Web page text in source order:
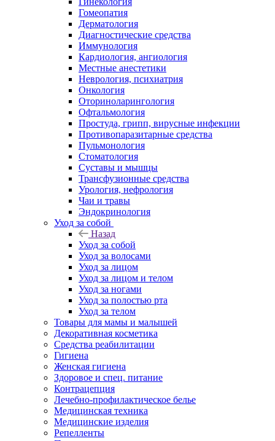
Гомеопатия
Дерматология
Диагностические средства
Иммунология
Кардиология, ангиология
Местные анестетики
Неврология, психиатрия
Онкология
Оториноларингология
Офтальмология
Простуда, грипп, вирусные инфекции
Противопаразитарные средства
Пульмонология
Стоматология
Суставы и мышцы
Трансфузионные средства
Урология, нефрология
Чаи и травы
Эндокринология
Уход за собой
Назад
Уход за собой
Уход за волосами
Уход за лицом
Уход за лицом и телом
Уход за ногами
Уход за полостью рта
Уход за телом
Товары для мамы и малышей
Декоративная косметика
Средства реабилитации
Гигиена
Женская гигиена
Здоровое и спец. питание
Контрацепция
Лечебно-профилактическое белье
Медицинская техника
Медицинские изделия
Репелленты